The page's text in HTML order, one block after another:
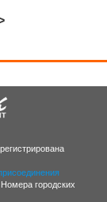
городских